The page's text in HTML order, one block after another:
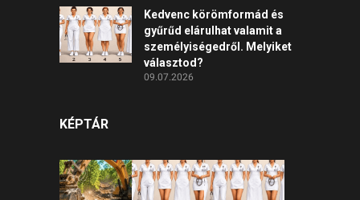
Kedvenc körömformád és
gyűrűd elárulhat valamit a
személyiségedről. Melyiket
választod?
09.07.2026
KÉPTÁR